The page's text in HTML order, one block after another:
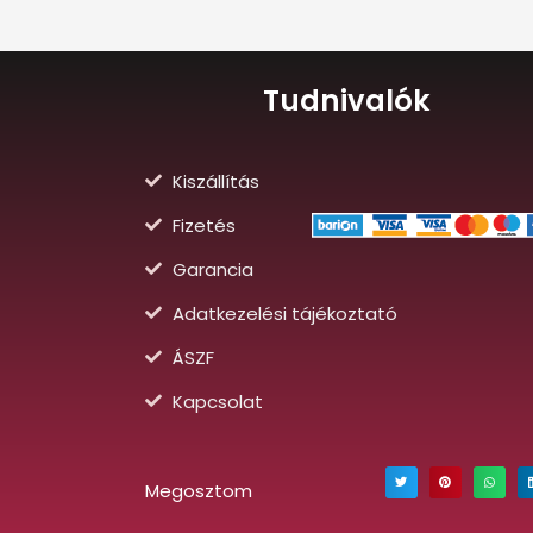
Tudnivalók
Kiszállítás
Fizetés
Garancia
Adatkezelési tájékoztató
ÁSZF
Kapcsolat
Megosztom